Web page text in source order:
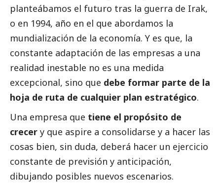
planteábamos el futuro tras la guerra de Irak,
o en 1994, año en el que abordamos la
mundialización de la economía. Y es que, la
constante adaptación de las empresas a una
realidad inestable no es una medida
excepcional, sino que debe formar parte de la
hoja de ruta de cualquier plan estratégico.
Una empresa que tiene el propósito de
crecer y que aspire a consolidarse y a hacer las
cosas bien, sin duda, deberá hacer un ejercicio
constante de previsión y anticipación,
dibujando posibles nuevos escenarios.